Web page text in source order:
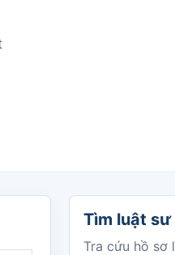
Tìm luật sư
Tra cứu hồ sơ
Tìm luật sư